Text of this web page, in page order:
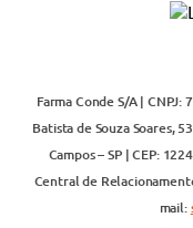
Farma Conde S/A |
Batista de Souza Soares,
Campos – SP | CEP:
Central de
mail: